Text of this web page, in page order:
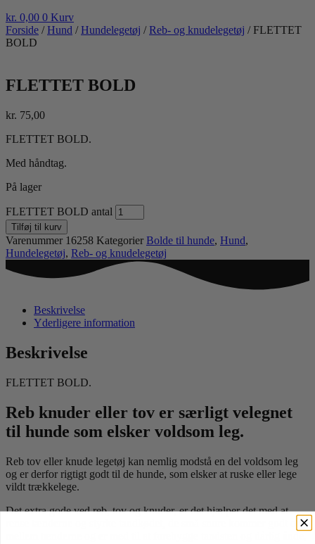
kr. 0,00 0 Kurv
Forside /Hund /Hundelegetøj /Reb- og knudelegetøj / FLETTET
BOLD
FLETTET BOLD
kr. 75,00
FLETTET BOLD.
Med håndtag.
På lager
FLETTET BOLD antal
Tilføj til kurv
Varenummer 16258 Kategorier Bolde til hunde, Hund,
Hundelegetøj, Reb- og knudelegetøj
Beskrivelse
Yderligere information
Beskrivelse
FLETTET BOLD.
Reb knuder eller tov er særligt velegnet
til hunde som elsker voldsom leg.
Reb tov eller knude legetøj kan nemlig modstå en del voldsom leg
og er derfor rigtigt godt til de hunde, som elsker at ruske eller lege
vildt trækkelege.
Det extra gode ved reb, tov og knuder, er det hjælper det med at
rense tænderne og styrke tandkødet, de små snore kommer godt op